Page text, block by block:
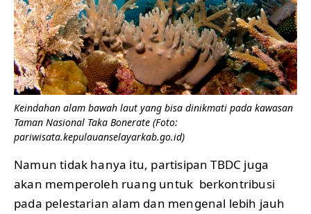
Keindahan alam bawah laut yang bisa dinikmati pada kawasan
Taman Nasional Taka Bonerate (Foto:
pariwisata.kepulauanselayarkab.go.id)
Namun tidak hanya itu, partisipan TBDC juga
akan memperoleh ruang untuk berkontribusi
pada pelestarian alam dan mengenal lebih jauh